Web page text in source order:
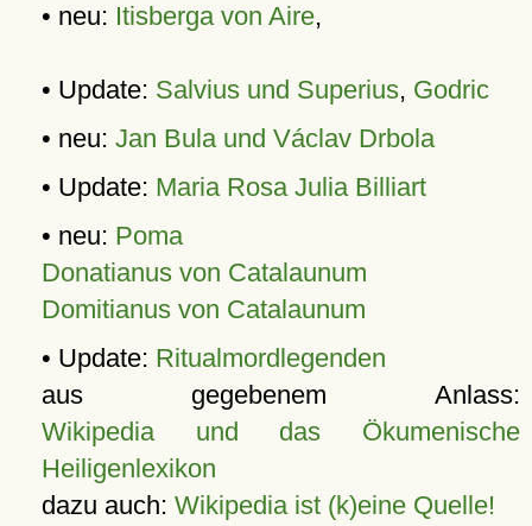
• neu: Itisberga von Aire,
• Update: Salvius und Superius, Godric
• neu: Jan Bula und Václav Drbola
• Update: Maria Rosa Julia Billiart
• neu: Poma
Donatianus von Catalaunum
Domitianus von Catalaunum
• Update: Ritualmordlegenden
aus gegebenem Anlass:
Wikipedia und das Ökumenische
Heiligenlexikon
dazu auch: Wikipedia ist (k)eine Quelle!